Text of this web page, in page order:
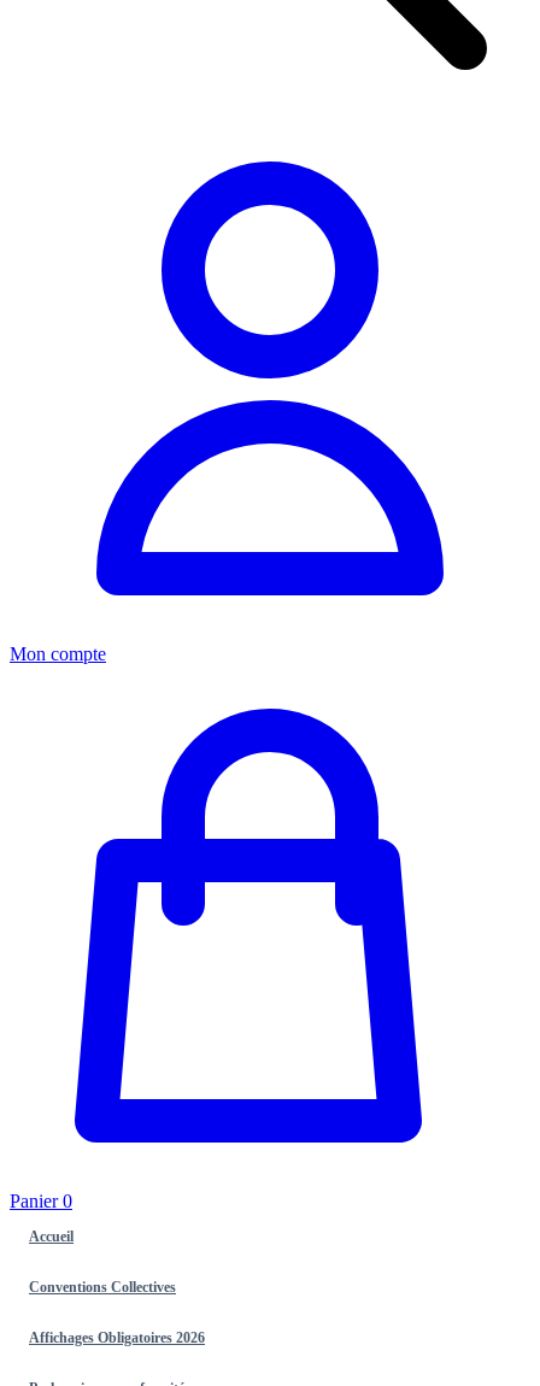
Mon compte
Panier0
Accueil
Conventions Collectives
Affichages Obligatoires 2026